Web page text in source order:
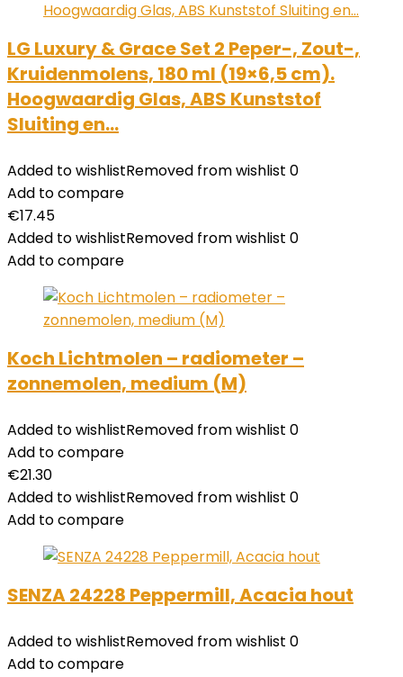
LG Luxury & Grace Set 2 Peper-, Zout-,
Kruidenmolens, 180 ml (19×6,5 cm).
Hoogwaardig Glas, ABS Kunststof
Sluiting en…
Added to wishlistRemoved from wishlist 0
Add to compare
€17.45
Added to wishlistRemoved from wishlist 0
Add to compare
Koch Lichtmolen – radiometer –
zonnemolen, medium (M)
Added to wishlistRemoved from wishlist 0
Add to compare
€21.30
Added to wishlistRemoved from wishlist 0
Add to compare
SENZA 24228 Peppermill, Acacia hout
Added to wishlistRemoved from wishlist 0
Add to compare